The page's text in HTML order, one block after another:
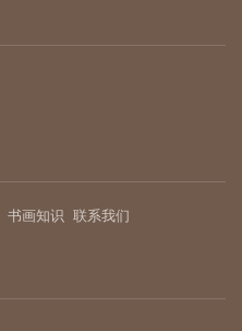
书画知识 联系我们